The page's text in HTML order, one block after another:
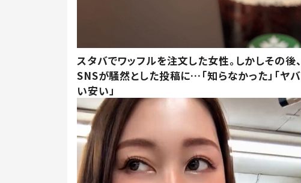
スタバでワッフルを注文した女性。しかしその後、
SNSが騒然とした投稿に…「知らなかった」「ヤバ
い安い」